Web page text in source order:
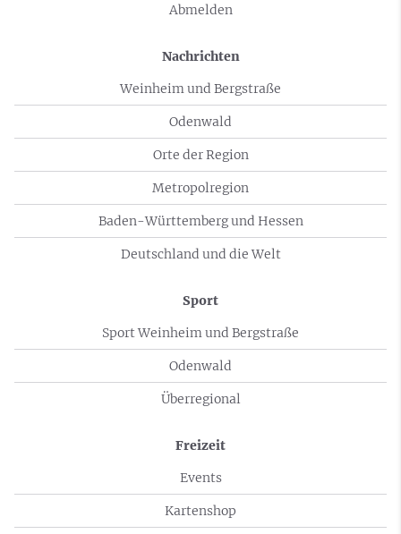
Abmelden
Nachrichten
Weinheim und Bergstraße
Odenwald
Orte der Region
Metropolregion
Baden-Württemberg und Hessen
Deutschland und die Welt
Sport
Sport Weinheim und Bergstraße
Odenwald
Überregional
Freizeit
Events
Kartenshop